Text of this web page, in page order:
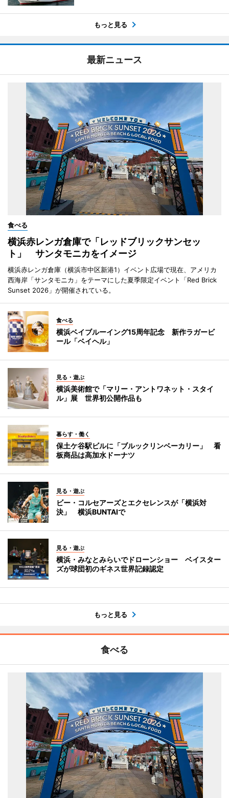
もっと見る
最新ニュース
食べる
横浜赤レンガ倉庫で「レッドブリックサンセッ
ト」 サンタモニカをイメージ
横浜赤レンガ倉庫（横浜市中区新港1）イベント広場で現在、アメリカ
西海岸「サンタモニカ」をテーマにした夏季限定イベント「Red Brick
Sunset 2026」が開催されている。
食べる
横浜ベイブルーイング15周年記念 新作ラガービ
ール「ベイヘル」
見る・遊ぶ
横浜美術館で「マリー・アントワネット・スタイ
ル」展 世界初公開作品も
暮らす・働く
保土ケ谷駅ビルに「ブルックリンベーカリー」 看
板商品は高加水ドーナツ
見る・遊ぶ
ビー・コルセアーズとエクセレンスが「横浜対
決」 横浜BUNTAIで
見る・遊ぶ
横浜・みなとみらいでドローンショー ベイスター
ズが球団初のギネス世界記録認定
もっと見る
食べる